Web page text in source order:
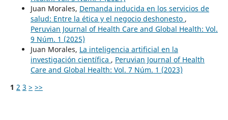
Juan Morales, Demanda inducida en los servicios de
salud: Entre la ética y el negocio deshonesto ,
Peruvian Journal of Health Care and Global Health: Vol.
9 Núm. 1 (2025)
Juan Morales, La inteligencia artificial en la
investigación científica , Peruvian Journal of Health
Care and Global Health: Vol. 7 Núm. 1 (2023)
1 2 3 > >>